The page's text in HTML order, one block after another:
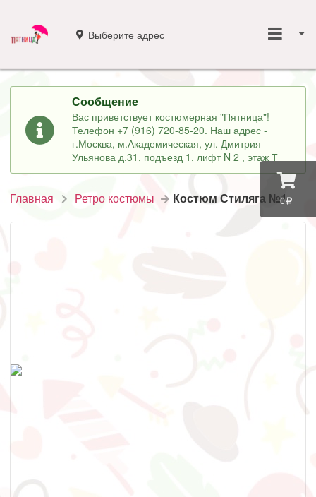
0
Выберите адрес
Сообщение
Вас приветствует костюмерная "Пятница"!
Телефон +7 (916) 720-85-20. Наш адрес -
г.Москва, м.Академическая, ул. Дмитрия
Ульянова д.31, подъезд 1, лифт N 2 , этаж Т
Главная Ретро костюмы Костюм Стиляга №1